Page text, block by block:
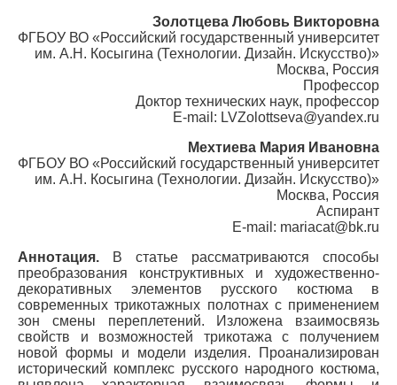
Золотцева Любовь Викторовна
ФГБОУ ВО «Российский государственный университет
им. А.Н. Косыгина (Технологии. Дизайн. Искусство)»
Москва, Россия
Профессор
Доктор технических наук, профессор
E-mail: LVZolottseva@yandex.ru
Мехтиева Мария Ивановна
ФГБОУ ВО «Российский государственный университет
им. А.Н. Косыгина (Технологии. Дизайн. Искусство)»
Москва, Россия
Аспирант
E-mail: mariacat@bk.ru
Аннотация. В статье рассматриваются способы
преобразования конструктивных и художественно-
декоративных элементов русского костюма в
современных трикотажных полотнах с применением
зон смены переплетений. Изложена взаимосвязь
свойств и возможностей трикотажа с получением
новой формы и модели изделия. Проанализирован
исторический комплекс русского народного костюма,